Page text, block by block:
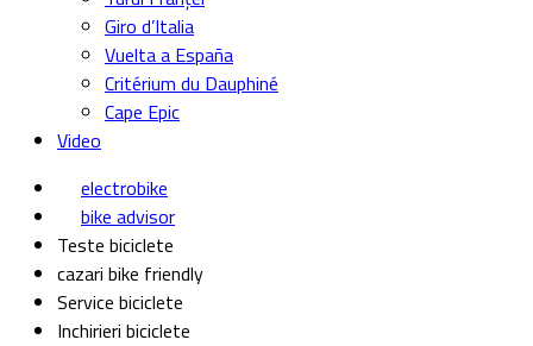
Giro d’Italia
Vuelta a España
Critérium du Dauphiné
Cape Epic
Video
electrobike
bike advisor
Teste biciclete
cazari bike friendly
Service biciclete
Inchirieri biciclete